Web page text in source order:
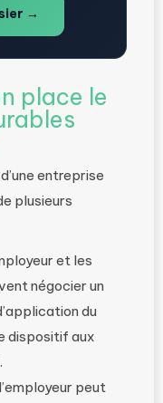
→
place le
entreprise
plusieurs
et les
négocier un
du
dispositif aux
peut